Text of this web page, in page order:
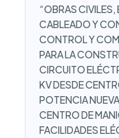
“OBRAS
CABLEADO Y
CONTROL Y
PARA LA
CIRCUITO
KV DESDE
POTENCIA
CENTRO DE
FACILIDADES